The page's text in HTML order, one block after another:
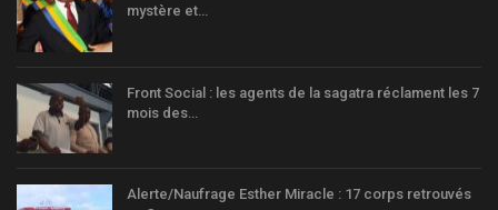
mystère et…
Front Social : les agents de la sagatra réclament les 7
mois des…
Alerte/Naufrage Esther Miracle : 17 corps retrouvés